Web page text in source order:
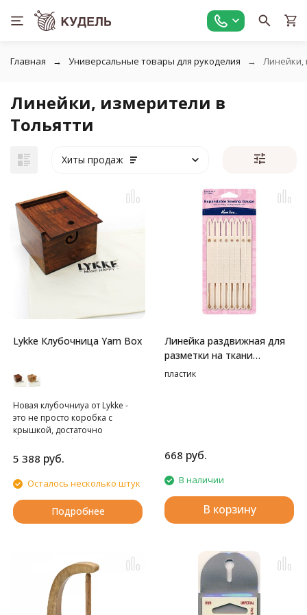
Главная Универсальные товары для рукоделия Линейки,
Линейки, измерители в
Тольятти
Хиты продаж
Lykke Клубочница Yarn Box
Новая клубочниуа от Lykke -
это не просто коробка с
крышкой, достаточно
большая, чтобы вместить
моток или несколько мотков
пряжи, размером с яйцо
дракона. В крышке есть
удобное отверстие для пряжи,
а на боковой стенке - спираль
для красивого расположения
контролем и на одном месте.
Изделие изготовлено вручную
из дерева манго. Внешние
размеры: 17,2 см (6,75 дюйма) в
5 388 руб.
Осталось несколько штук
Подробнее
Линейка раздвижная для
разметки на ткани
HEMLINE
пластик
668 руб.
В наличии
В корзину